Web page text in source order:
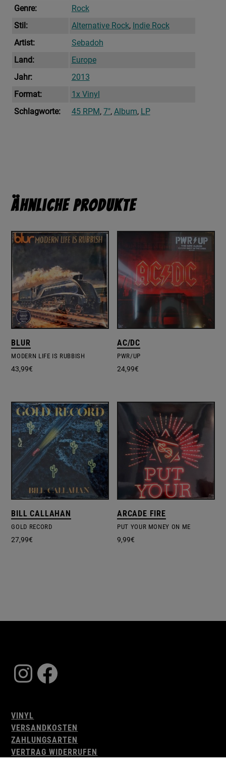
Genre:
Rock
Stil:
Alternative Rock, Indie Rock
Artist:
Sebadoh
Land:
Europe
Jahr:
2013
Format:
1x Vinyl
Schlagworte:
45 RPM, 7", Album, LP
Ähnliche Produkte
BLUR
MODERN LIFE IS RUBBISH
43,99€
AC/DC
PWR/UP
24,99€
BILL CALLAHAN
GOLD RECORD
27,99€
ARCADE FIRE
PUT YOUR MONEY ON ME
9,99€
Instagram
Facebook
VINYL
VERSANDKOSTEN
ZAHLUNGSARTEN
VERTRAG WIDERRUFEN